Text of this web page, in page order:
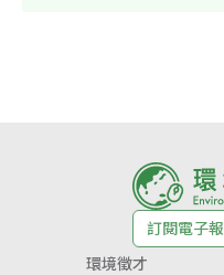
訂閱電子報
環境徵才